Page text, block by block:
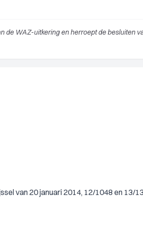
de WAZ-uitkering en herroept de besluiten
van 20 januari 2014, 12/1048 en 13/